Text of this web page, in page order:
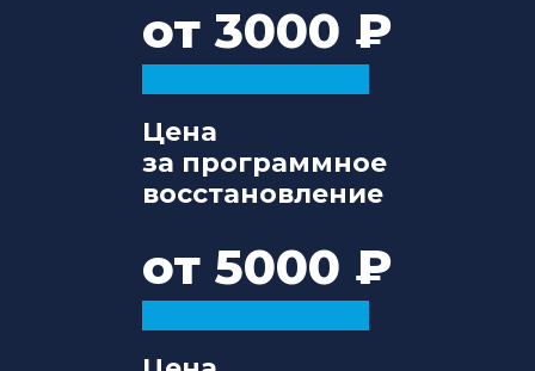
от 3000
Цена
за программное
восстановление
от 5000